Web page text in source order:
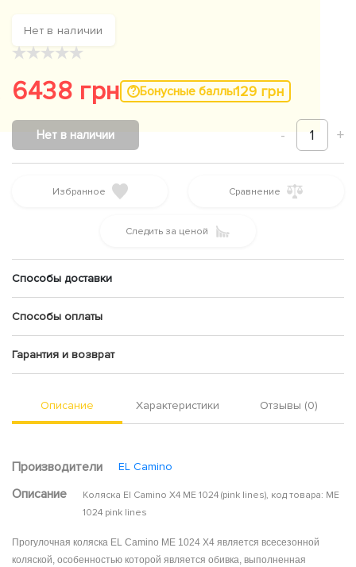
Нет в наличии
★★★★★
6438 грн Бонусные баллы129 грн
- 1 +
Нет в наличии
Избранное Сравнение
Следить за ценой
Способы доставки
Способы оплаты
Гарантия и возврат
Описание Характеристики Отзывы (0)
Производители EL Camino
Описание
Коляска El Camino X4 ME 1024 (pink lines), код товара: ME
1024 pink lines
Прогулочная коляска EL Camino ME 1024 X4 является всесезонной
коляской, особенностью которой является обивка, выполненная